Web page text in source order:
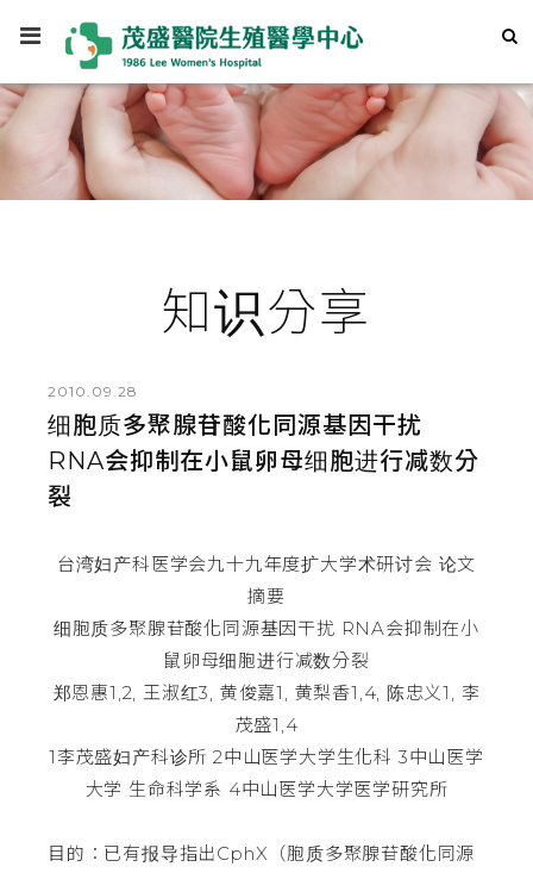
知识分享
2010.09.28
细胞质多聚腺苷酸化同源基因干扰
RNA会抑制在小鼠卵母细胞进行减数分
裂
台湾妇产科医学会九十九年度扩大学术研讨会 论文
摘要
细胞质多聚腺苷酸化同源基因干扰 RNA会抑制在小
鼠卵母细胞进行减数分裂
郑恩惠1,2, 王淑红3, 黄俊嘉1, 黄梨香1,4, 陈忠义1, 李
茂盛1,4
1李茂盛妇产科诊所 2中山医学大学生化科 3中山医学
大学 生命科学系 4中山医学大学医学研究所
目的：已有报导指出CphX（胞质多聚腺苷酸化同源